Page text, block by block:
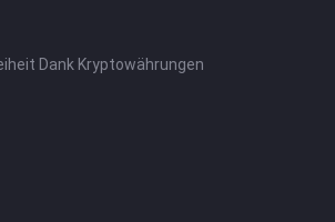
Dank Kryptowährungen